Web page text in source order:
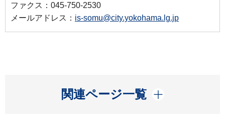
ファクス：045-750-2530
メールアドレス： is-somu@city.yokohama.lg.jp
関連ページ一覧
開く